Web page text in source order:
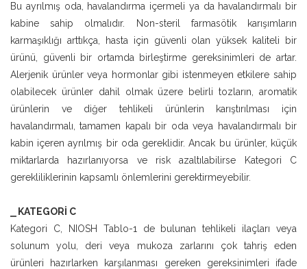
Bu ayrılmış oda, havalandırma içermeli ya da havalandırmalı bir
kabine sahip olmalıdır. Non-steril farmasötik karışımların
karmaşıklığı arttıkça, hasta için güvenli olan yüksek kaliteli bir
ürünü, güvenli bir ortamda birleştirme gereksinimleri de artar.
Alerjenik ürünler veya hormonlar gibi istenmeyen etkilere sahip
olabilecek ürünler dahil olmak üzere belirli tozların, aromatik
ürünlerin ve diğer tehlikeli ürünlerin karıştırılması için
havalandırmalı, tamamen kapalı bir oda veya havalandırmalı bir
kabin içeren ayrılmış bir oda gereklidir. Ancak bu ürünler, küçük
miktarlarda hazırlanıyorsa ve risk azaltılabilirse Kategori C
gerekliliklerinin kapsamlı önlemlerini gerektirmeyebilir.
⎯ KATEGORİ C
Kategori C, NIOSH Tablo-1 de bulunan tehlikeli ilaçları veya
solunum yolu, deri veya mukoza zarlarını çok tahriş eden
ürünleri hazırlarken karşılanması gereken gereksinimleri ifade